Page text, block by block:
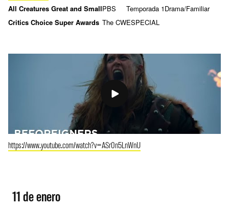
All Creatures Great and SmallPBS Temporada 1Drama/Familiar
Critics Choice Super Awards The CWESPECIAL
https://www.youtube.com/watch?v=ASr0n5LnWnU
11 de enero